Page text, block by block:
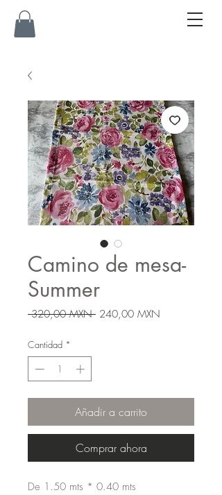
Camino de mesa-
Summer
320,00 MXN Precio
240,00 MXN
Cantidad *
Añadir a carrito
Comprar ahora
De 1.50 mts * 0.40 mts